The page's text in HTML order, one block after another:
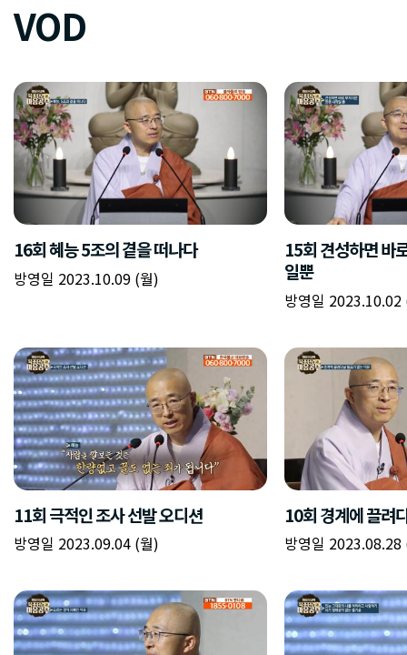
VOD
16회 혜능 5조의 곁을 떠나다
방영일 2023.10.09 (월)
15회 견성하면 바
일뿐
방영일 2023.10.02
11회 극적인 조사 선발 오디션
방영일 2023.09.04 (월)
10회 경계에 끌려
방영일 2023.08.28